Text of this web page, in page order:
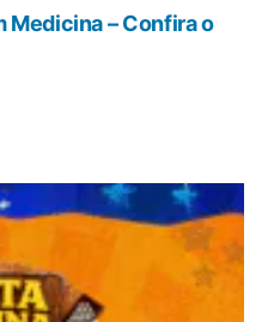
Medicina – Confira o